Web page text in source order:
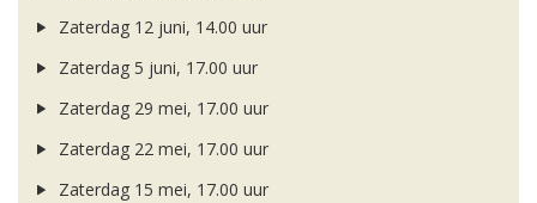
Zaterdag 12 juni, 14.00 uur
Zaterdag 5 juni, 17.00 uur
Zaterdag 29 mei, 17.00 uur
Zaterdag 22 mei, 17.00 uur
Zaterdag 15 mei, 17.00 uur